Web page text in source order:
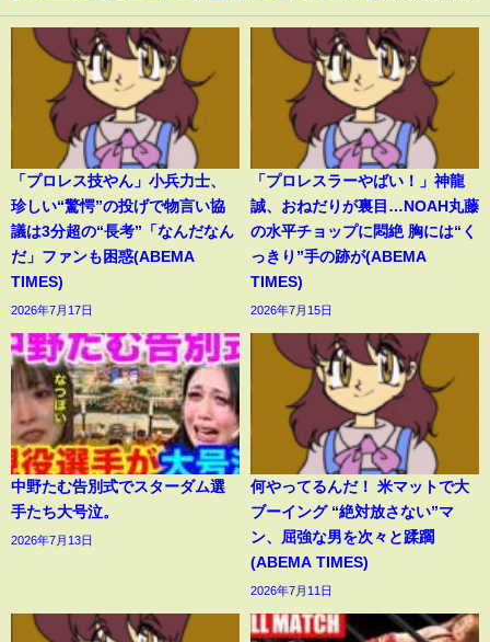
「プロレス技やん」小兵力士、
珍しい“驚愕”の投げで物言い協
議は3分超の“長考”「なんだなん
だ」ファンも困惑(ABEMA
TIMES)
2026年7月17日
「プロレスラーやばい！」神龍
誠、おねだりが裏目…NOAH丸藤
の水平チョップに悶絶 胸には“く
っきり”手の跡が(ABEMA
TIMES)
2026年7月15日
中野たむ告別式でスターダム選
手たち大号泣。
2026年7月13日
何やってるんだ！ 米マットで大
ブーイング “絶対放さない”マ
ン、屈強な男を次々と蹂躙
(ABEMA TIMES)
2026年7月11日